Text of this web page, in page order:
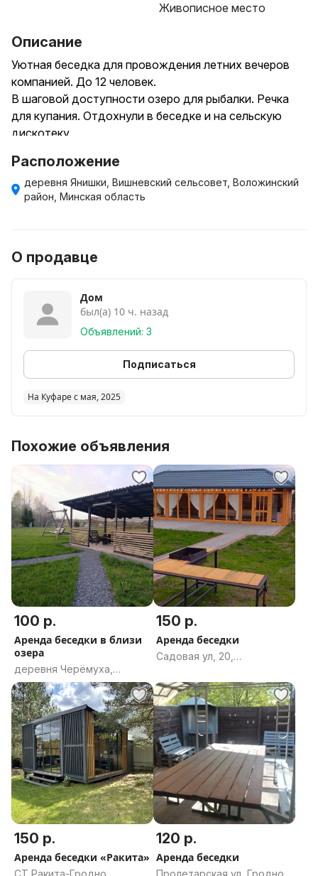
Живописное место
Описание
Уютная беседка для провождения летних вечеров
компанией. До 12 человек.
В шаговой доступности озеро для рыбалки. Речка
для купания. Отдохнули в беседке и на сельскую
дискотеку.
Расположение
деревня Янишки, Вишневский сельсовет, Воложинский
район, Минская область
О продавце
Дом
был(а) 10 ч. назад
Объявлений: 3
Подписаться
На Куфаре с мая, 2025
Похожие объявления
100 р.
Аренда беседки в близи
озера
деревня Черёмуха,
Горанский сельсовет,
Минский район, Минская
область
150 р.
Аренда беседки
Садовая ул, 20,
Щучинский сельсовет,
Щучинский район,
Гродненская область
150 р.
Аренда беседки «Ракита»
СТ Ракита-Гродно,
120 р.
Аренда беседки
Пролетарская ул, Гродно,